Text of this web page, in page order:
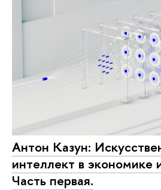
Антон Казун:
интеллект в экономике
Часть первая.